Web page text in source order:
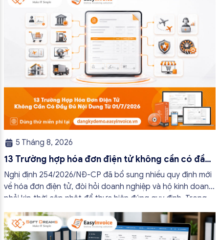
5 Tháng 8, 2026
13 Trường hợp hóa đơn điện tử không cần có đầy
đủ nội dung từ 01/7/2026
Nghị định 254/2026/NĐ-CP đã bổ sung nhiều quy định mới
về hóa đơn điện tử, đòi hỏi doanh nghiệp và hộ kinh doanh
phải kịp thời cập nhật để thực hiện đúng quy định. Trong
bài viết này, hóa đơn điện tử EasyInvoice sẽ chia sẻ 13
trường hợp hóa đơn điện tử không cần […]